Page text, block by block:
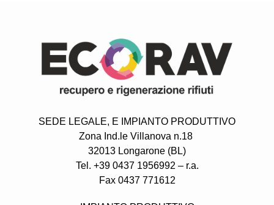
SEDE LEGALE, E IMPIANTO PRODUTTIVO
Zona Ind.le Villanova n.18
32013 Longarone (BL)
Tel. +39 0437 1956992 – r.a.
Fax 0437 771612